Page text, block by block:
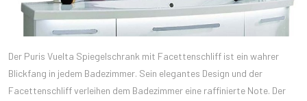
Der Puris Vuelta Spiegelschrank mit Facettenschliff ist ein wahrer
Blickfang in jedem Badezimmer. Sein elegantes Design und der
Facettenschliff verleihen dem Badezimmer eine raffinierte Note. Der